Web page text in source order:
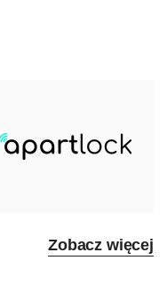
Zobacz więcej